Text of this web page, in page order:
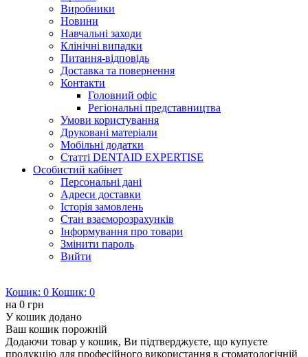
Виробники
Новини
Навчальні заходи
Клінічні випадки
Питання-відповідь
Доставка та повернення
Контакти
Головний офіс
Регіональні представництва
Умови користування
Друковані матеріали
Мобільні додатки
Статті DENTAID EXPERTISE
Особистий кабінет
Персональні дані
Адреси доставки
Історія замовлень
Стан взаєморозрахунків
Інформування про товари
Змінити пароль
Вийти
Кошик: 0 Кошик: 0
на 0 грн
У кошик додано
Ваш кошик порожній
Додаючи товар у кошик, Ви підтверджуєте, що купуєте
продукцію для професійного використання в стоматологічній